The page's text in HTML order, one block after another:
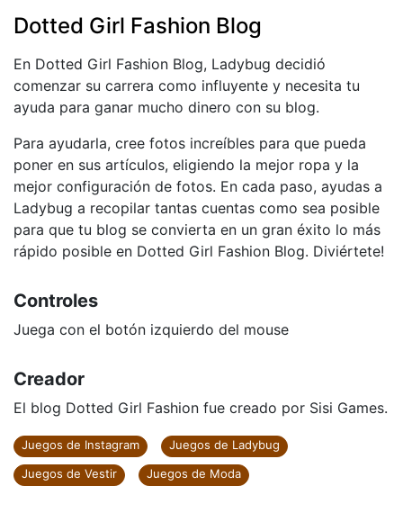
Dotted Girl Fashion Blog
En Dotted Girl Fashion Blog, Ladybug decidió
comenzar su carrera como influyente y necesita tu
ayuda para ganar mucho dinero con su blog.
Para ayudarla, cree fotos increíbles para que pueda
poner en sus artículos, eligiendo la mejor ropa y la
mejor configuración de fotos. En cada paso, ayudas a
Ladybug a recopilar tantas cuentas como sea posible
para que tu blog se convierta en un gran éxito lo más
rápido posible en Dotted Girl Fashion Blog. Diviértete!
Controles
Juega con el botón izquierdo del mouse
Creador
El blog Dotted Girl Fashion fue creado por Sisi Games.
Juegos de Instagram
Juegos de Ladybug
Juegos de Vestir
Juegos de Moda